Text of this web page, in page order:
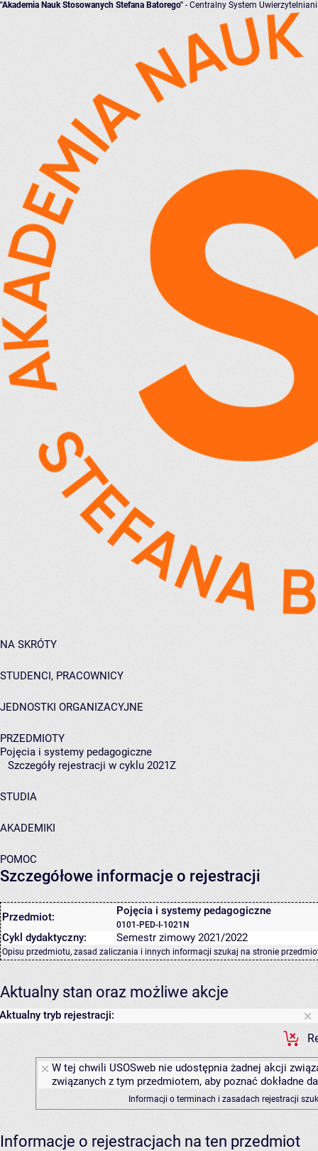
"Akademia Nauk Stosowanych Stefana Batorego" - Centralny System
NA SKRÓTY
STUDENCI, PRACOWNICY
JEDNOSTKI ORGANIZACYJNE
PRZEDMIOTY
Pojęcia i systemy pedagogiczne
Szczegóły rejestracji w cyklu 2021Z
STUDIA
AKADEMIKI
POMOC
Szczegółowe informacje o rejestracji
Przedmiot: Pojęcia i systemy pedagogiczne
0101-PED-I-1021N
Cykl dydaktyczny: Semestr zimowy 2021/2022
Opisu przedmiotu, zasad zaliczania i innych informacji szukaj na stronie
Aktualny stan oraz możliwe akcje
Aktualny tryb rejestracji:
W tej chwili USOSweb nie udostępnia żadnej akcji
związanych z tym przedmiotem, aby poznać dokładne
Informacji o terminach i zasadach rejestracji
Informacje o rejestracjach na ten przedmiot